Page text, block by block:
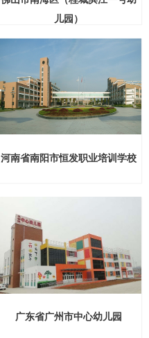
儿园）
河南省南阳市恒发职业培训学校
广东省广州市中心幼儿园